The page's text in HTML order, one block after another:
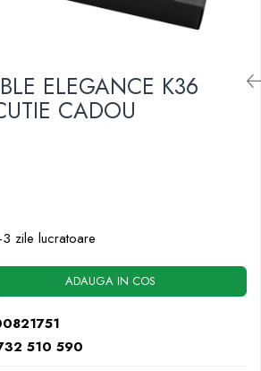
ELEGANCE K36
CADOU
3 zile lucratoare
ADAUGA IN COS
510 590